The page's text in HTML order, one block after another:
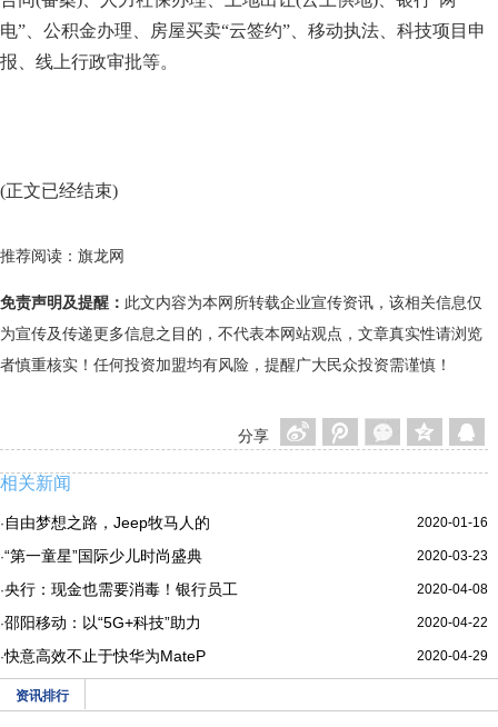
电”、公积金办理、房屋买卖“云签约”、移动执法、科技项目申
报、线上行政审批等。
(正文已经结束)
推荐阅读： 旗龙网
免责声明及提醒： 此文内容为本网所转载企业宣传资讯，该相关信息仅
为宣传及传递更多信息之目的，不代表本网站观点，文章真实性请浏览
者慎重核实！任何投资加盟均有风险，提醒广大民众投资需谨慎！
分享
相关新闻
2020-01-16
· 自由梦想之路，Jeep牧马人的
2020-03-23
·“第一童星”国际少儿时尚盛典
2020-04-08
·央行：现金也需要消毒！银行员工
2020-04-22
·邵阳移动：以“5G+科技”助力
2020-04-29
·快意高效不止于快华为MateP
资讯排行